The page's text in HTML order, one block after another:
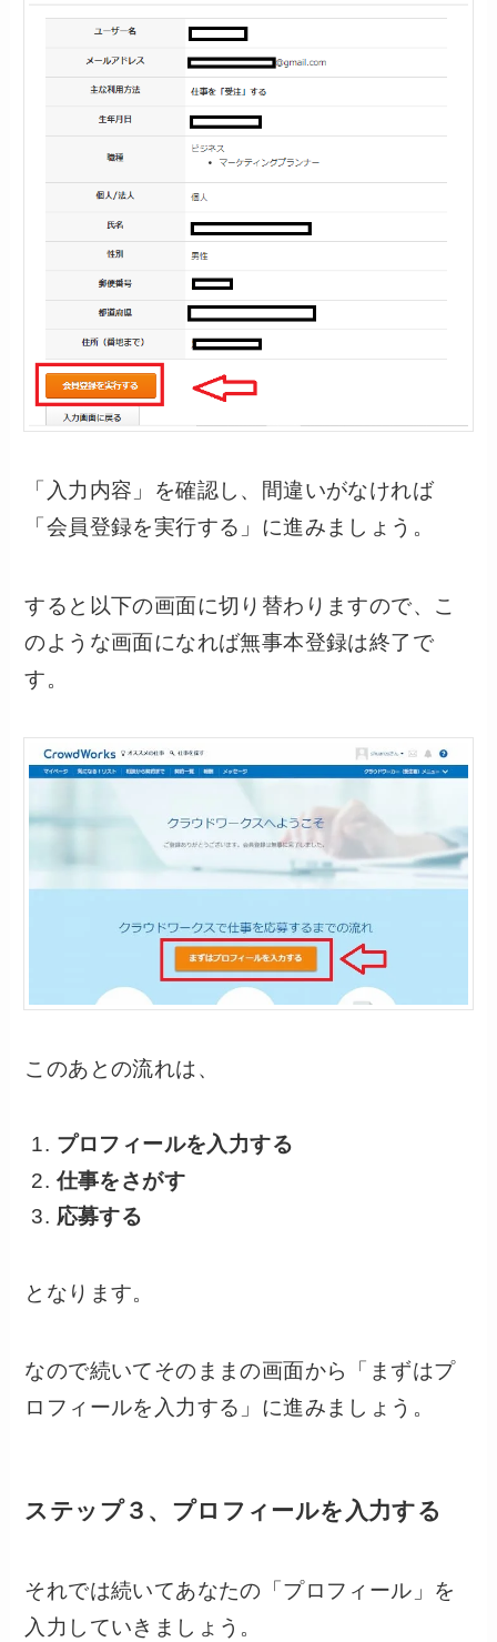
「入力内容」を確認し、間違いがなければ
「会員登録を実行する」に進みましょう。
すると以下の画面に切り替わりますので、こ
のような画面になれば無事本登録は終了で
す。
このあとの流れは、
プロフィールを入力する
仕事をさがす
応募する
となります。
なので続いてそのままの画面から「まずはプ
ロフィールを入力する」に進みましょう。
ステップ３、プロフィールを入力する
それでは続いてあなたの「プロフィール」を
入力していきましょう。